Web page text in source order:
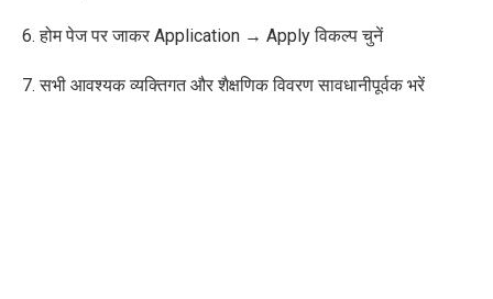
6. होम पेज पर जाकर Application → Applyविकल्प चुनें
7. सभी आवश्यक व्यक्तिगत और शैक्षणिक विवरण सावधानीपूर्वक भरें